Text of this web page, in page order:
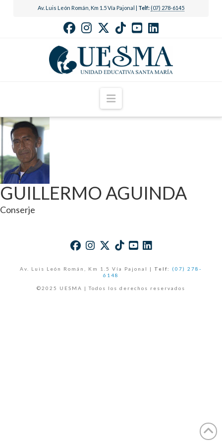
Av. Luis León Román, Km 1.5 Vía Pajonal | Telf: (07) 278-6145
Navigation
GUILLERMO AGUINDA
Conserje
Av. Luis León Román, Km 1.5 Vía Pajonal | Telf:
(07) 278-
6148
©2025 UESMA | Todos los derechos reservados